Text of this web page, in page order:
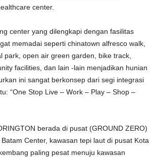
center.
center yang dilengkapi dengan fasilitas
memadai seperti chinatown alfresco walk,
park, open air green garden, bike track,
facilities, dan lain -lain menjadikan hunian
ini sangat berkonsep dari segi integrasi
“One Stop Live – Work – Play – Shop –
berada di pusat (GROUND ZERO)
Center, kawasan tepi laut di pusat Kota
paling pesat menuju kawasan